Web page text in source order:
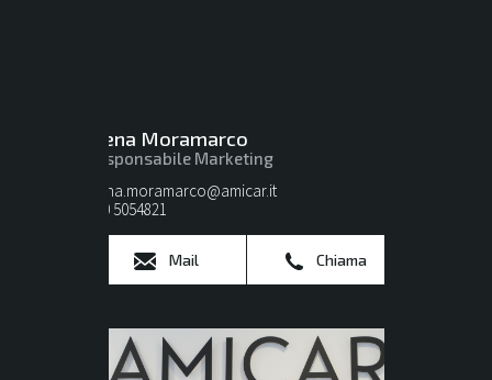
Elena Moramarco
Responsabile Marketing
elena.moramarco@amicar.it
080 5054821
Mail Chiama